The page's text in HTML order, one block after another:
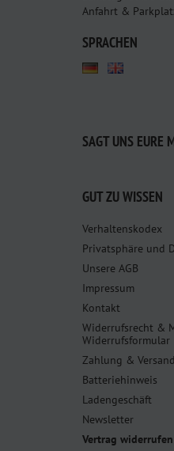
Anfahrt &
SPRACHEN
SAGT UNS EURE
GUT ZU WISSEN
Verhaltenskodex
Privatsphäre und
Unsere AGB
Impressum
Kontakt
Widerrufsrecht &
Widerrufsformular
Zahlung & Versand
Batteriehinweis
Ladengeschäft
Newsletter
Vertrag widerrufen